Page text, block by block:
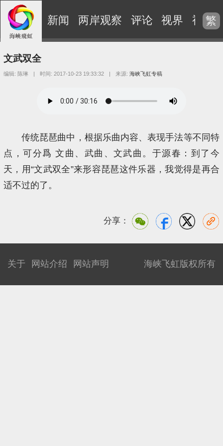
新闻 两岸观察 评论 视界 视频
繁
文武双全
编辑: 陈琳 | 时间: 2017-10-23 19:33:32 | 来源:海峡飞虹专稿
传统琵琶曲中，根据乐曲内容、表现手法等不同特
点，可分爲 文曲、武曲、文武曲。于源春：到了今
天，用“文武双全”来形容琵琶这件乐器，我觉得是再合
适不过的了。
分享：
海峡飞虹版权所有
关于 网站介绍 网站声明